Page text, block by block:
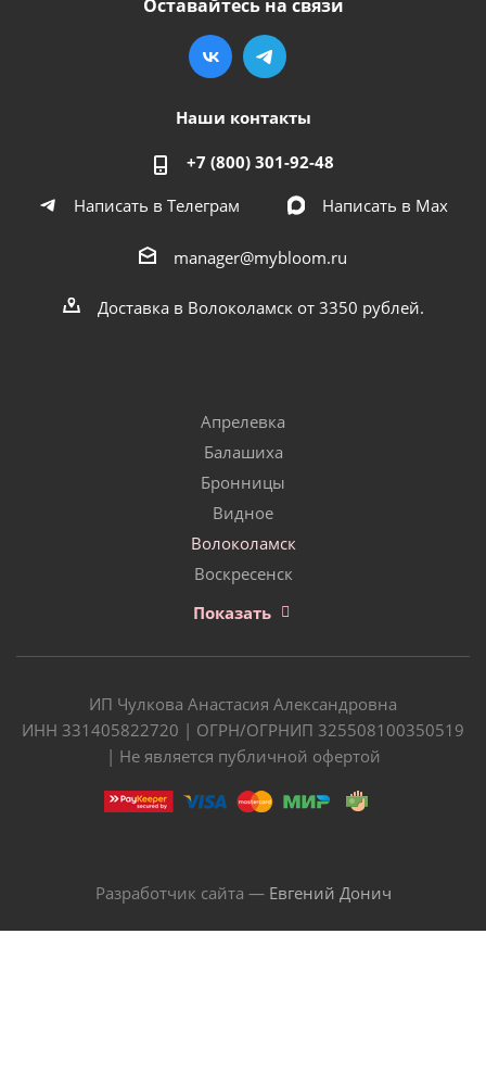
Оставайтесь на связи
Наши контакты
+7 (800) 301-92-48
Написать в Телеграм
Написать в Мах
manager@mybloom.ru
Доставка в Волоколамск от 3350 рублей.
Апрелевка
Балашиха
Бронницы
Видное
Волоколамск
Воскресенск
Показать
ИП Чулкова Анастасия Александровна
ИНН 331405822720 | ОГРН/ОГРНИП 325508100350519
| Не является публичной офертой
Разработчик сайта — Евгений Донич